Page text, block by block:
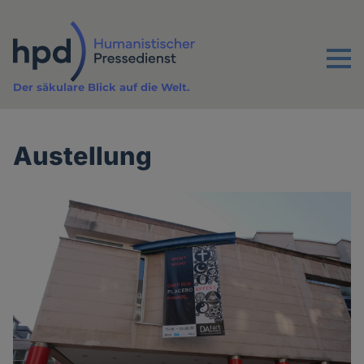
Inhalt
Menu
Der säkulare Blick auf die Welt.
Austellung